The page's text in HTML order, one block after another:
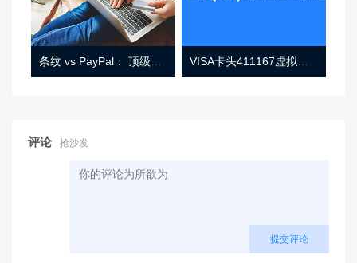
条纹 vs PayPal： 顶级功能， 定价 （和更多！ VISA卡头411167虚拟卡基础信息
评论 抢沙发
提交评论